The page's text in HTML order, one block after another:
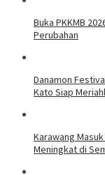
Buka PKKMB
Perubahan
Danamon
Kato Siap
Karawang
Meningkat di